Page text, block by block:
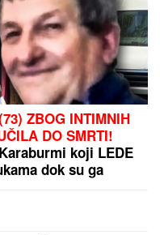
ZBOG INTIMNIH
DO SMRTI!
koji LEDE
dok su ga